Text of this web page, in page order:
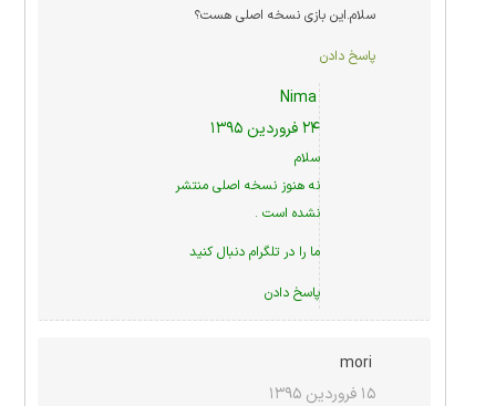
سلام.این بازی نسخه اصلی هست؟
پاسخ دادن
Nima
۲۴ فروردین ۱۳۹۵
سلام
نه هنوز نسخه اصلی منتشر
نشده است .
ما را درتلگرام دنبال کنید
پاسخ دادن
mori
۱۵ فروردین ۱۳۹۵